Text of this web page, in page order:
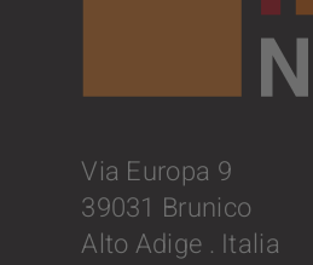
Via Europa 9
39031 Brunico
Alto Adige . Italia